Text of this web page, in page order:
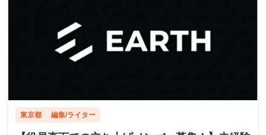
東京都 編集/ライター